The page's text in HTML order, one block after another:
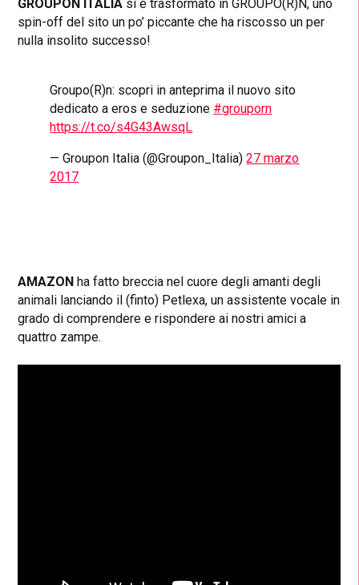
GROUPON ITALIA si è trasformato in GROUPO(R)N, uno
spin-off del sito un po’ piccante che ha riscosso un per
nulla insolito successo!
Groupo(R)n: scopri in anteprima il nuovo sito
dedicato a eros e seduzione #grouporn
https://t.co/s4G43AwsqL
— Groupon Italia (@Groupon_Italia)27 marzo
2017
AMAZON ha fatto breccia nel cuore degli amanti degli
animali lanciando il (finto) Petlexa, un assistente vocale in
grado di comprendere e rispondere ai nostri amici a
quattro zampe.